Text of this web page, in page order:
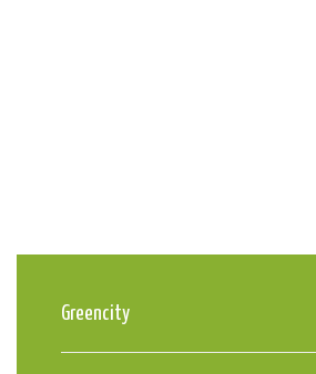
Greencity